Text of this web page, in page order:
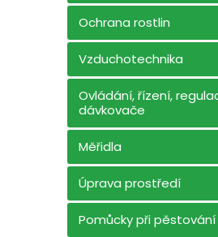
l
Ochrana rostlin
Vzduchotechnika
Ovládání, řízení,
dávkovače
Měřidla
Úprava prostředí
Pomůcky při pěstování